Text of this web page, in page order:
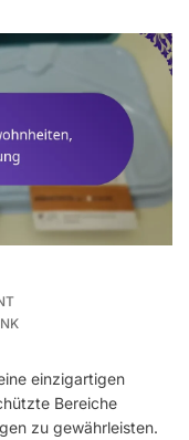
ON
ÖSTLICHER
LEBENSRAUM,
ERNÄHRUNG
einzigartigen
Bereiche
zu gewährleisten.